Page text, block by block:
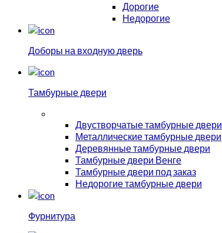
Дорогие
Недорогие
Доборы на входную дверь
Тамбурные двери
Двустворчатые тамбурные двери
Металлические тамбурные двери
Деревянные тамбурные двери
Тамбурные двери Венге
Тамбурные двери под заказ
Недорогие тамбурные двери
Фурнитура